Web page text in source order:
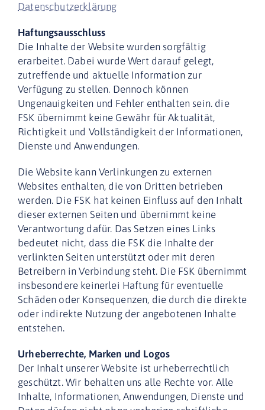
Datenschutzerklärung
Haftungsausschluss
Die Inhalte der Website wurden sorgfältig
erarbeitet. Dabei wurde Wert darauf gelegt,
zutreffende und aktuelle Information zur
Verfügung zu stellen. Dennoch können
Ungenauigkeiten und Fehler enthalten sein. die
FSK übernimmt keine Gewähr für Aktualität,
Richtigkeit und Vollständigkeit der Informationen,
Dienste und Anwendungen.
Die Website kann Verlinkungen zu externen
Websites enthalten, die von Dritten betrieben
werden. Die FSK hat keinen Einfluss auf den Inhalt
dieser externen Seiten und übernimmt keine
Verantwortung dafür. Das Setzen eines Links
bedeutet nicht, dass die FSK die Inhalte der
verlinkten Seiten unterstützt oder mit deren
Betreibern in Verbindung steht. Die FSK übernimmt
insbesondere keinerlei Haftung für eventuelle
Schäden oder Konsequenzen, die durch die direkte
oder indirekte Nutzung der angebotenen Inhalte
entstehen.
Urheberrechte, Marken und Logos
Der Inhalt unserer Website ist urheberrechtlich
geschützt. Wir behalten uns alle Rechte vor. Alle
Inhalte, Informationen, Anwendungen, Dienste und